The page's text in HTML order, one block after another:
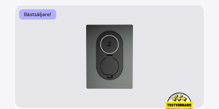
Bästsäljare!